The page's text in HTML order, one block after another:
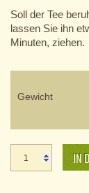
Soll der Tee
lassen Sie ihn
Minuten, ziehen.
Gewicht
Brombeere
Menge
IN